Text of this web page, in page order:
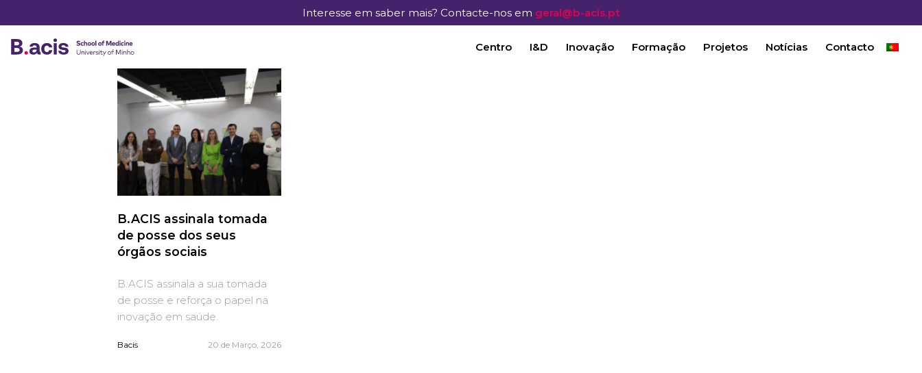
Interesse em saber mais? Contacte-nos em geral@b-acis.pt
Centro I&D Inovação Formação Projetos Notícias Contacto
B.ACIS assinala tomada
de posse dos seus
órgãos sociais
B.ACIS assinala a sua tomada
de posse e reforça o papel na
inovação em saúde.
Bacis 20 de Março, 2026